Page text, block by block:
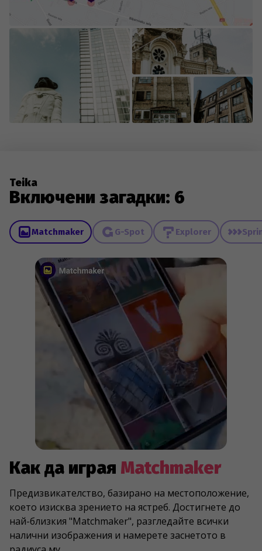
Teika
Включени загадки: 6
Matchmaker G-Spot Explorer
Как да играя Matchmaker
Предизвикателство, базирано на местоположение,
което изисква зрението на ястреб. Достигнете до
най-близкия "Matchmaker", разгледайте всички
налични изображения и намерете заснетото в